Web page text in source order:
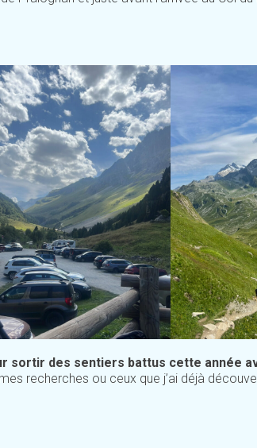
sortir des sentiers battus cette année
recherches ou ceux que j’ai déjà